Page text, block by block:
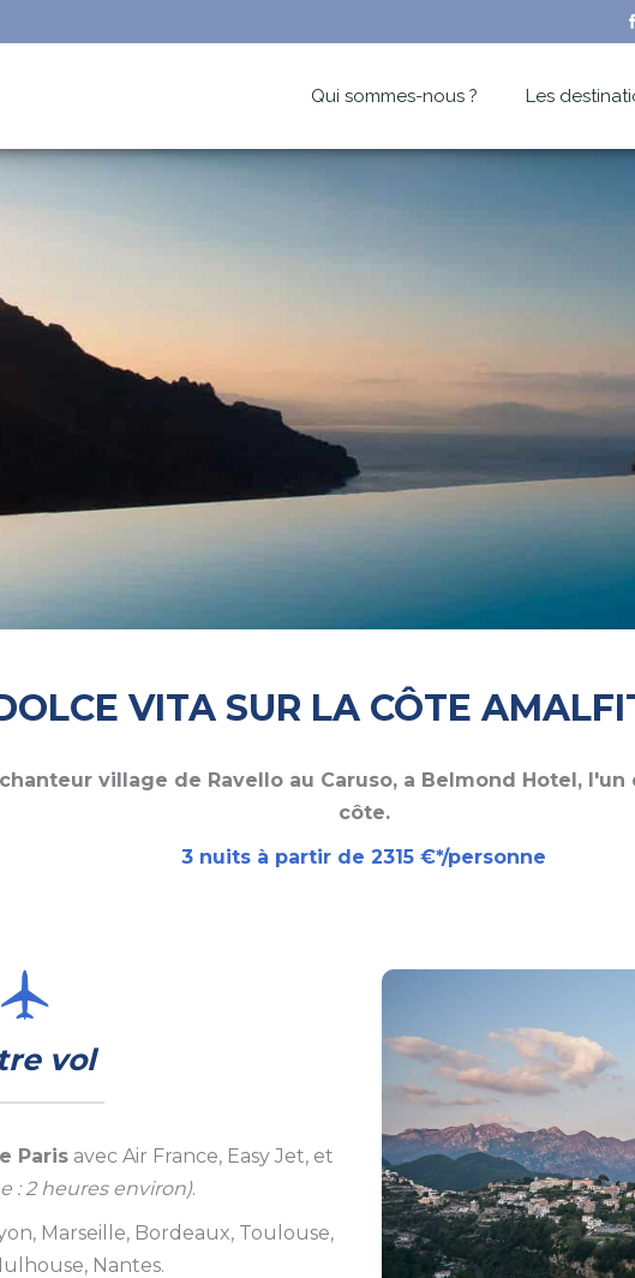
Qui sommes-nous ? Les
VITA SUR LA CÔTE
village de Ravello au Caruso, a Belmond Hotel,
côte.
3 nuits à partir de 2315 €*/personne
vol
Parisavec Air France, Easy Jet, et
: 2 heures environ).
Marseille, Bordeaux, Toulouse,
Nantes.